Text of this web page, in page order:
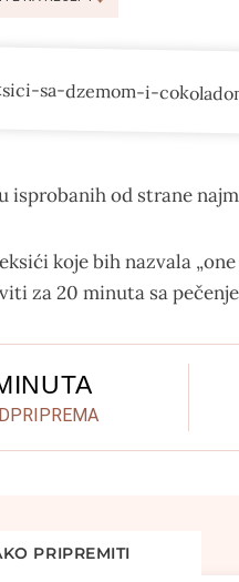
isprobanih od strane
koje bih nazvala
za 20 minuta sa
PRIPREMITI